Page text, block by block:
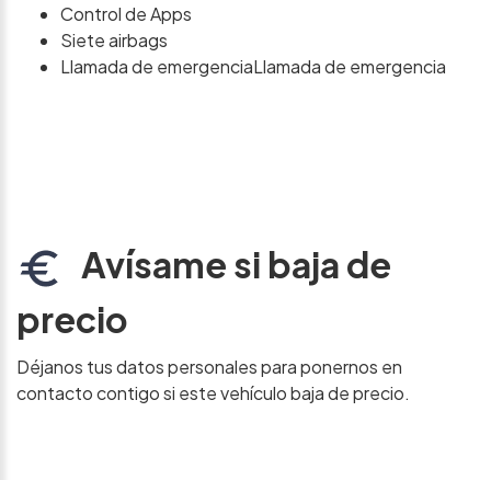
Control de Apps
Siete airbags
Llamada de emergenciaLlamada de emergencia
Avísame si baja de
precio
Déjanos tus datos personales para ponernos en
contacto contigo si este vehículo baja de precio.